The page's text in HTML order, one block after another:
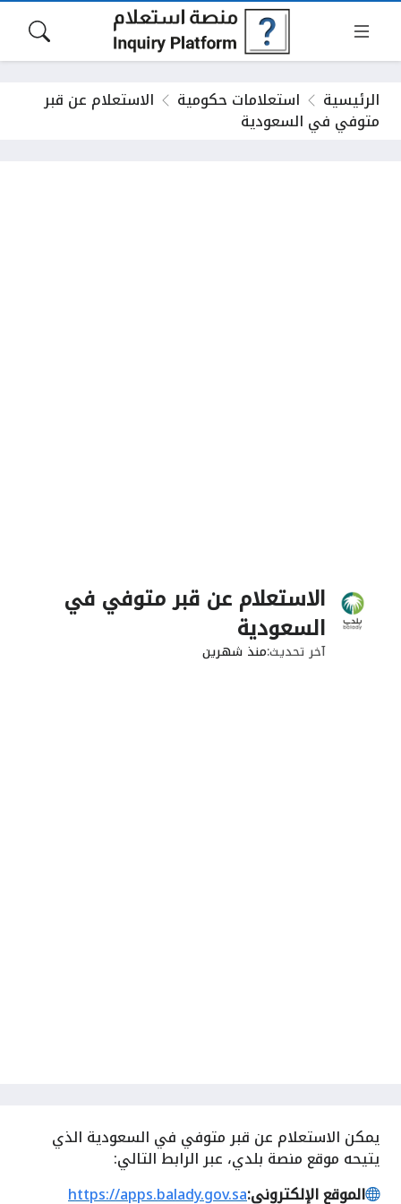
الرئيسية استعلامات حكومية الاستعلام عن قبر
متوفي في السعودية
الاستعلام عن قبر متوفي في
السعودية
آخر تحديثمنذ شهرين
يمكن الاستعلام عن قبر متوفي في السعودية الذي
يتيحه موقع منصة بلدي، عبر الرابط التالي:
الموقع الإلكتروني:https://apps.balady.gov.sa